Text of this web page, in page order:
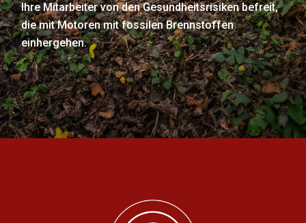
Ihre Mitarbeiter von den Gesundheitsrisiken befreit,
die mit Motoren mit fossilen Brennstoffen
einhergehen.